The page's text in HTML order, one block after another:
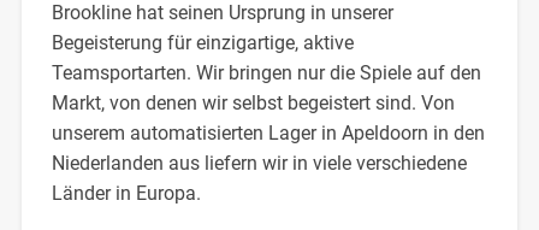
Brookline hat seinen Ursprung in unserer
Begeisterung für einzigartige, aktive
Teamsportarten. Wir bringen nur die Spiele auf den
Markt, von denen wir selbst begeistert sind. Von
unserem automatisierten Lager in Apeldoorn in den
Niederlanden aus liefern wir in viele verschiedene
Länder in Europa.